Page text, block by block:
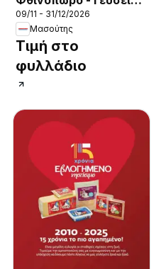
& εμπνεύσεις
09/11 - 31/12/2026
Μασούτης
Τιμή στο
φυλλάδιο